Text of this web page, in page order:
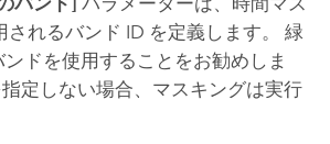
されるバンド ID を定義します。 緑
ンドを使用することをお勧めしま
定しない場合、マスキングは実行